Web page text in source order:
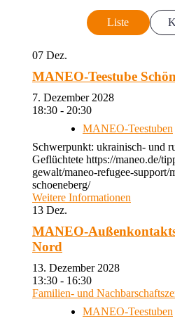
Liste
07 Dez.
MANEO-Teestube
7. Dezember 2028
18:30 - 20:30
MANEO-Teestuben
Schwerpunkt: ukrainisch- und
Geflüchtete https://maneo.de/
gewalt/maneo-refugee-support/
schoeneberg/
Weitere Informationen
13 Dez.
MANEO-
Nord
13. Dezember 2028
13:30 - 16:30
Familien- und
MANEO-Teestuben